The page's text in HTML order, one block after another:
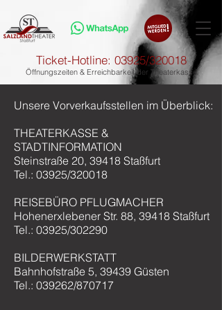
Ticket-Hotline: 03925/320018
Öffnungszeiten & Erreichbarkeit der Theaterkasse
Unsere Vorverkaufsstellen im Überblick:
THEATERKASSE &
STADTINFORMATION
Steinstraße 20, 39418 Staßfurt
Tel.: 03925/320018
REISEBÜRO PFLUGMACHER
Hohenerxlebener Str. 88, 39418 Staßfurt
Tel.: 03925/302290
BILDERWERKSTATT
Bahnhofstraße 5, 39439 Güsten
Tel.: 039262/870717